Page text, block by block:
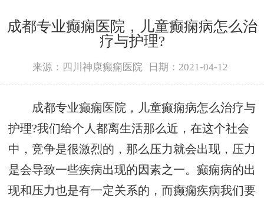
成都专业癫痫医院，儿童癫痫病怎么治
疗与护理?
来源：四川神康癫痫医院 日期：2021-04-12
成都专业癫痫医院，儿童癫痫病怎么治疗与
护理?我们给个人都离生活那么近，在这个社会
中，竞争是很激烈的，那么压力就会出现，压力
是会导致一些疾病出现的因素之一。癫痫病的出
现和压力也是有一定关系的，而癫痫疾病我们要